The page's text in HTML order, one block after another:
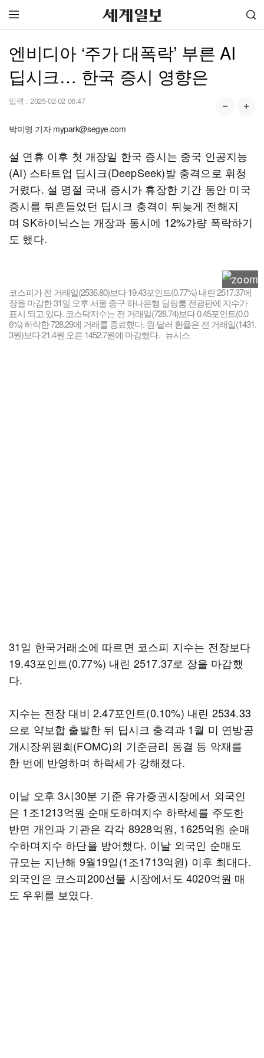
엔비디아 ‘주가 대폭락’ 부른 AI
딥시크… 한국 증시 영향은
입력 : 2025-02-02 06:47
박미영 기자 mypark@segye.com
설 연휴 이후 첫 개장일 한국 증시는 중국 인공지능
(AI) 스타트업 딥시크(DeepSeek)발 충격으로 휘청
거렸다. 설 명절 국내 증시가 휴장한 기간 동안 미국
증시를 뒤흔들었던 딥시크 충격이 뒤늦게 전해지
며 SK하이닉스는 개장과 동시에 12%가량 폭락하기
도 했다.
코스피가 전 거래일(2536.80)보다 19.43포인트(0.77%) 내린 2517.37에
장을 마감한 31일 오후 서울 중구 하나은행 딜링룸 전광판에 지수가
표시 되고 있다. 코스닥지수는 전 거래일(728.74)보다 0.45포인트(0.0
6%) 하락한 728.29에 거래를 종료했다. 원·달러 환율은 전 거래일(1431.
3원)보다 21.4원 오른 1452.7원에 마감했다. 뉴시스
31일 한국거래소에 따르면 코스피 지수는 전장보다
19.43포인트(0.77%) 내린 2517.37로 장을 마감했
다.
지수는 전장 대비 2.47포인트(0.10%) 내린 2534.33
으로 약보합 출발한 뒤 딥시크 충격과 1월 미 연방공
개시장위원회(FOMC)의 기준금리 동결 등 악재를
한 번에 반영하며 하락세가 강해졌다.
이날 오후 3시30분 기준 유가증권시장에서 외국인
은 1조1213억원 순매도하며지수 하락세를 주도한
반면 개인과 기관은 각각 8928억원, 1625억원 순매
수하며지수 하단을 방어했다. 이날 외국인 순매도
규모는 지난해 9월19일(1조1713억원) 이후 최대다.
외국인은 코스피200선물 시장에서도 4020억원 매
도 우위를 보였다.